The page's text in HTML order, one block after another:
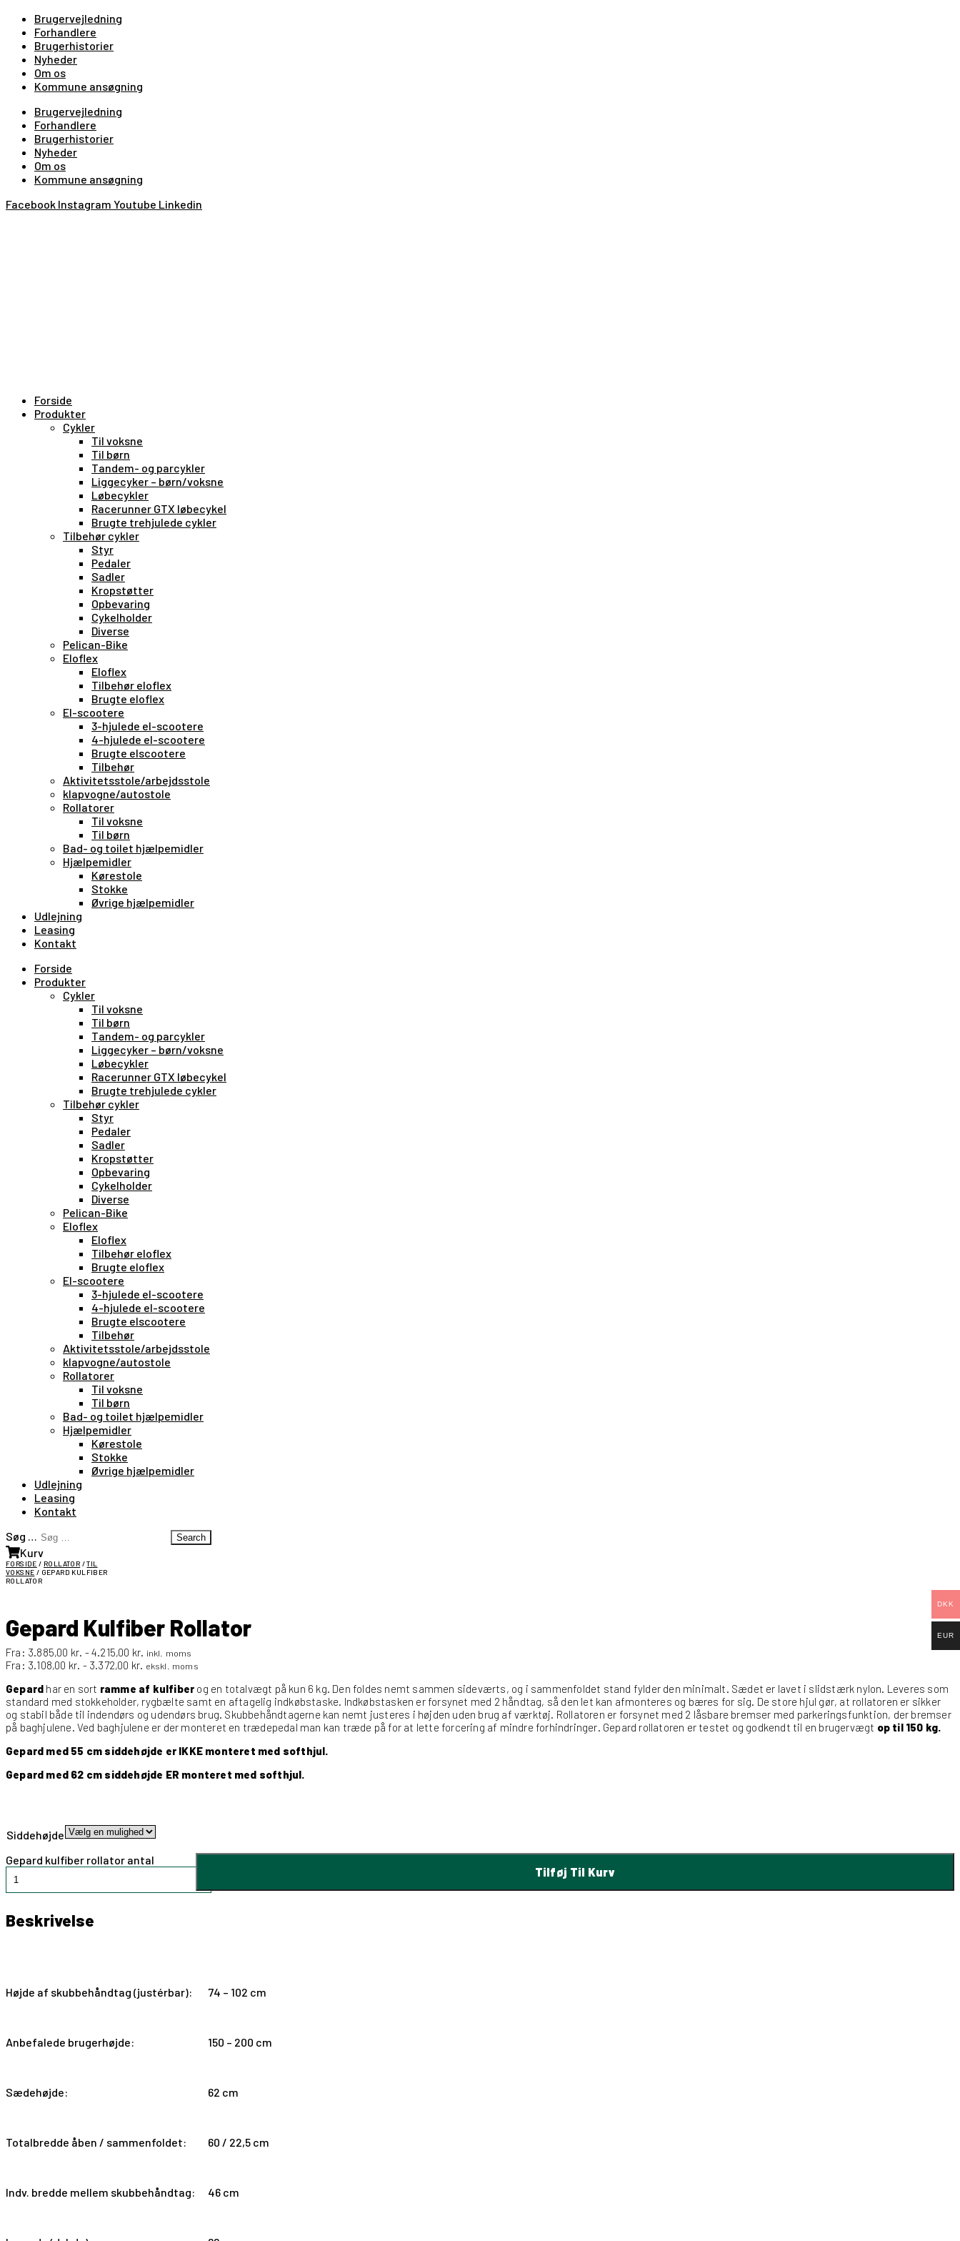
Brugervejledning
Forhandlere
Brugerhistorier
Nyheder
Om os
Kommune ansøgning
Brugervejledning
Forhandlere
Brugerhistorier
Nyheder
Om os
Kommune ansøgning
Facebook Instagram Youtube Linkedin
Forside
Produkter
Cykler
Til voksne
Til børn
Tandem- og parcykler
Liggecyker – børn/voksne
Løbecykler
Racerunner GTX løbecykel
Brugte trehjulede cykler
Tilbehør cykler
Styr
Pedaler
Sadler
Kropstøtter
Opbevaring
Cykelholder
Diverse
Pelican-Bike
Eloflex
Eloflex
Tilbehør eloflex
Brugte eloflex
El-scootere
3-hjulede el-scootere
4-hjulede el-scootere
Brugte elscootere
Tilbehør
Aktivitetsstole/arbejdsstole
klapvogne/autostole
Rollatorer
Til voksne
Til børn
Bad- og toilet hjælpemidler
Hjælpemidler
Kørestole
Stokke
Øvrige hjælpemidler
Udlejning
Leasing
Kontakt
Forside
Produkter
Cykler
Til voksne
Til børn
Tandem- og parcykler
Liggecyker – børn/voksne
Løbecykler
Racerunner GTX løbecykel
Brugte trehjulede cykler
Tilbehør cykler
Styr
Pedaler
Sadler
Kropstøtter
Opbevaring
Cykelholder
Diverse
Pelican-Bike
Eloflex
Eloflex
Tilbehør eloflex
Brugte eloflex
El-scootere
3-hjulede el-scootere
4-hjulede el-scootere
Brugte elscootere
Tilbehør
Aktivitetsstole/arbejdsstole
klapvogne/autostole
Rollatorer
Til voksne
Til børn
Bad- og toilet hjælpemidler
Hjælpemidler
Kørestole
Stokke
Øvrige hjælpemidler
Udlejning
Leasing
Kontakt
Søg …
Search
Kurv
FORSIDE / ROLLATOR /TIL
VOKSNE / GEPARD KULFIBER
ROLLATOR
Gepard Kulfiber Rollator
Fra: 3.885,00 kr. -4.215,00 kr. inkl. moms
Fra: 3.108,00 kr. - 3.372,00 kr. ekskl. moms
Gepard har en sort ramme af kulfiber og en totalvægt på kun 6 kg. Den foldes nemt sammen sideværts, og i sammenfoldet stand fylder den minimalt. Sædet er lavet i slidstærk nylon. Leveres som
standard med stokkeholder, rygbælte samt en aftagelig indkøbstaske. Indkøbstasken er forsynet med 2 håndtag, så den let kan afmonteres og bæres for sig. De store hjul gør, at rollatoren er sikker
og stabil både til indendørs og udendørs brug. Skubbehåndtagerne kan nemt justeres i højden uden brug af værktøj. Rollatoren er forsynet med 2 låsbare bremser med parkeringsfunktion, der bremser
på baghjulene. Ved baghjulene er der monteret en trædepedal man kan træde på for at lette forcering af mindre forhindringer. Gepard rollatoren er testet og godkendt til en brugervægt op til 150 kg.
Gepard med 55 cm siddehøjde er IKKE monteret med softhjul.
Gepard med 62 cm siddehøjde ER monteret med softhjul.
Siddehøjde
Gepard kulfiber rollator antal
Tilføj Til Kurv
Beskrivelse
Højde af skubbehåndtag (justérbar): 74 – 102 cm
Anbefalede brugerhøjde: 150 – 200 cm
Sædehøjde: 62 cm
Totalbredde åben / sammenfoldet: 60 / 22,5 cm
Indv. bredde mellem skubbehåndtag: 46 cm
DKK
EUR